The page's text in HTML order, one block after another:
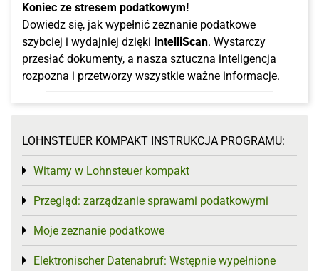
Koniec ze stresem podatkowym!
Dowiedz się, jak wypełnić zeznanie podatkowe
szybciej i wydajniej dzięki IntelliScan. Wystarczy
przesłać dokumenty, a nasza sztuczna inteligencja
rozpozna i przetworzy wszystkie ważne informacje.
LOHNSTEUER KOMPAKT INSTRUKCJA PROGRAMU:
Witamy w Lohnsteuer kompakt
Toggle menu
Przegląd: zarządzanie sprawami podatkowymi
Toggle menu
Moje zeznanie podatkowe
Toggle menu
Elektronischer Datenabruf: Wstępnie wypełnione
Toggle menu